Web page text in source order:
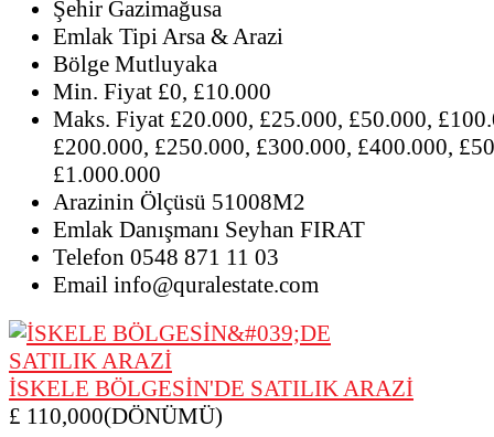
Şehir Gazimağusa
Emlak TipiArsa & Arazi
Bölge Mutluyaka
Min. Fiyat £0, £10.000
Maks. Fiyat £20.000, £25.000, £50.000,
£200.000, £250.000, £300.000, £400.000,
£1.000.000
Arazinin Ölçüsü 51008M2
Emlak Danışmanı Seyhan FIRAT
Telefon 0548 871 11 03
Email info@quralestate.com
İSKELE BÖLGESİN'DE SATILIK ARAZİ
£ 110,000(DÖNÜMÜ)